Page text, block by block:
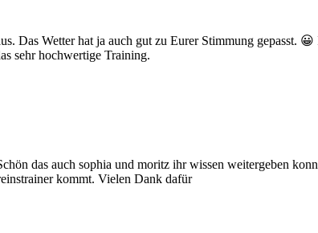
Das Wetter hat ja auch gut zu Eurer Stimmung gepasst.
sehr hochwertige Training.
das auch sophia und moritz ihr wissen weitergeben
kommt. Vielen Dank dafür